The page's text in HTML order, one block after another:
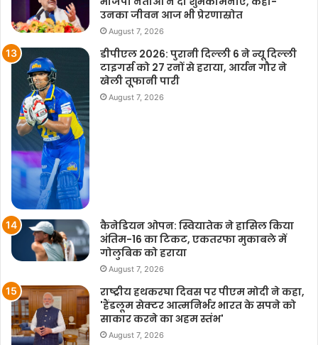
उनका जीवन आज भी प्रेरणास्रोत
August 7, 2026
डीपीएल 2026: पुरानी दिल्ली 6 ने न्यू दिल्ली
टाइगर्स को 27 रनों से हराया, आर्यन गौर ने
खेली तूफानी पारी
August 7, 2026
कैनेडियन ओपन: स्वियातेक ने हासिल किया
अंतिम-16 का टिकट, एकतरफा मुकाबले में
गोलुबिक को हराया
August 7, 2026
राष्ट्रीय हथकरघा दिवस पर पीएम मोदी ने कहा,
'हैंडलूम सेक्टर आत्मनिर्भर भारत के सपने को
साकार करने का अहम स्तंभ'
August 7, 2026